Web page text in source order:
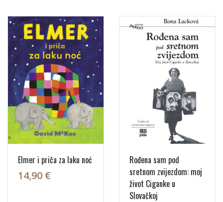
Elmer i priča za laku noć
14,90 €
Rođena sam pod
sretnom zvijezdom: moj
život Ciganke u
Slovačkoj